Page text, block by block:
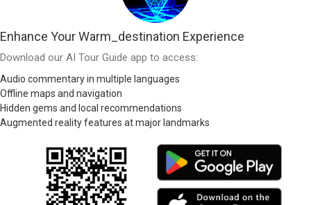
Enhance Your Warm_destination Experience
Download our AI Tour Guide app to access:
Audio commentary in multiple languages
Offline maps and navigation
Hidden gems and local recommendations
Augmented reality features at major landmarks